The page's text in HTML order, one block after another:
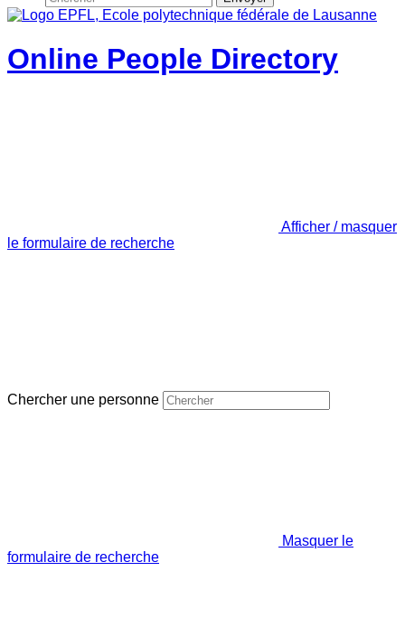
Online People Directory
Afficher / masquer
le formulaire de recherche
Chercher une personne
Masquer le
formulaire de recherche